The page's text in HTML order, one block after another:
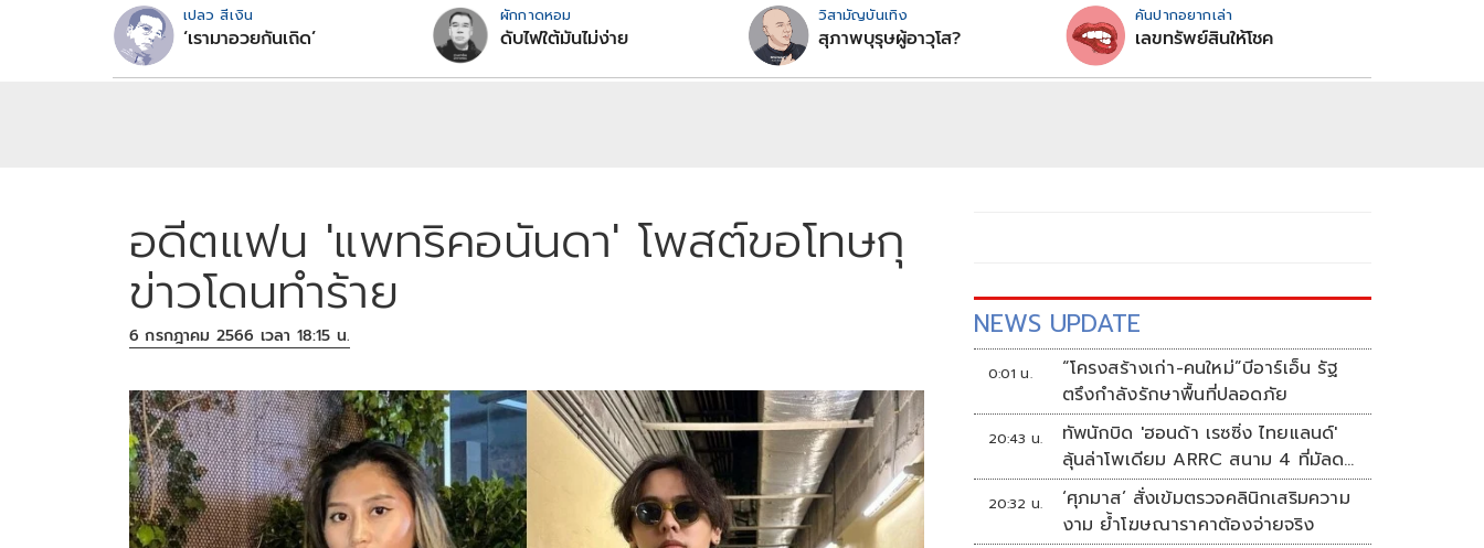
เปลว สีเงิน
‘เรามาอวยกันเถิด’
ผักกาดหอม
ดับไฟใต้มันไม่ง่าย
วิสามัญบันเทิง
สุภาพบุรุษผู้อาวุโส?
คันปากอยากเล่า
เลขทรัพย์สินให้โชค
อดีตแฟน 'แพทริคอนันดา' โพสต์ขอโทษกุ
ข่าวโดนทำร้าย
6 กรกฎาคม 2566 เวลา 18:15 น. NEWS UPDATE
0:01 น.
“โครงสร้างเก่า-คนใหม่”บีอาร์เอ็น รัฐ
ตรึงกำลังรักษาพื้นที่ปลอดภัย
20:43 น.
ทัพนักบิด 'ฮอนด้า เรซซิ่ง ไทยแลนด์'
ลุ้นล่าโพเดียม ARRC สนาม 4 ที่มัลดา
ลิกา
20:32 น.
‘ศุภมาส’ สั่งเข้มตรวจคลินิกเสริมความ
งาม ย้ำโฆษณาราคาต้องจ่ายจริง